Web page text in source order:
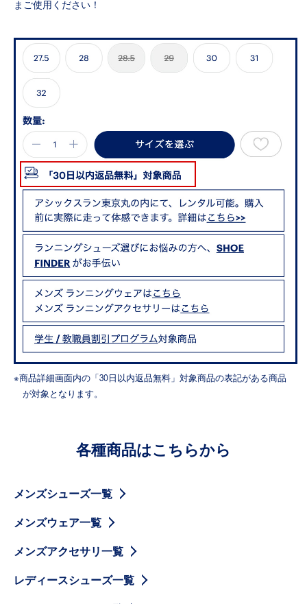
まご使用ください！
※商品詳細画面内の「30日以内返品無料」対象商品の表記がある商品
が対象となります。
各種商品はこちらから
メンズシューズ一覧
メンズウェア一覧
メンズアクセサリ一覧
レディースシューズ一覧